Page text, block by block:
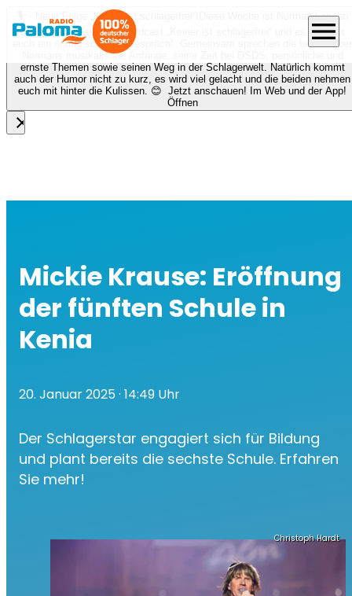
🎙️✨ Neue Folge „Keiner ist schlagerfrei“!
Diese Woche ist Norman Langen
bei Nora zu Gast beim Podcast „Keiner ist schlagerfrei“ und es erwartet
euch ein richtig schönes Gespräch! Gemeinsam sprechen die beiden über
Normans musikalische Anfänge, seine Zeit bei DSDS, persönliche und
ernste Themen sowie seinen Weg in der Schlagerwelt. Natürlich kommt
auch der Humor nicht zu kurz, es wird viel gelacht und die beiden nehmen
euch mit hinter die Kulissen. 😊 Jetzt anschauen! Im Web und der App!
Öffnen
close
menu
Mickie Krause: Eröffnung
der fünften Schule in
Kenia
20. Januar 2025· 14:49 Uhr
Der Schlagerstar engagiert sich für Bildung
und plant bereits die sechste Schule. Erfahren
Sie mehr!
Christoph Hardt